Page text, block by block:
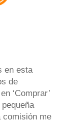
en esta
de
‘Comprar’
comisión me